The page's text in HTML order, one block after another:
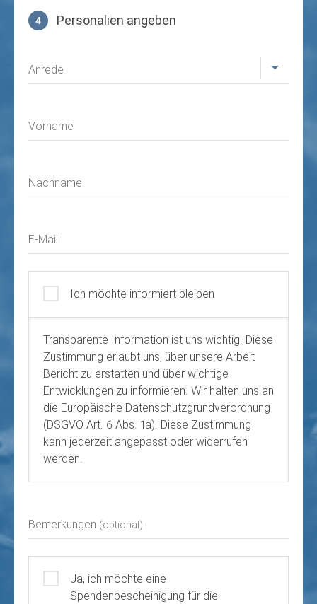
4 Personalien angeben
Anrede
Vorname
Nachname
E-Mail
Ich möchte informiert bleiben
Transparente Information ist uns wichtig. Diese
Zustimmung erlaubt uns, über unsere Arbeit
Bericht zu erstatten und über wichtige
Entwicklungen zu informieren. Wir halten uns an
die Europäische Datenschutzgrundverordnung
(DSGVO Art. 6 Abs. 1a). Diese Zustimmung
kann jederzeit angepasst oder widerrufen
werden.
Bemerkungen (optional)
Ja, ich möchte eine
Spendenbescheinigung für die